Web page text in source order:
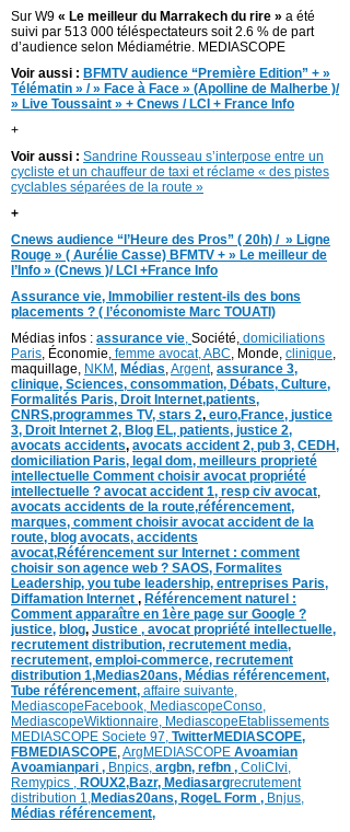
Sur W9 « Le meilleur du Marrakech du rire » a été
suivi par 513 000 téléspectateurs soit 2.6 % de part
d’audience selon Médiamétrie. MEDIASCOPE
Voir aussi : BFMTV audience “Première Edition” + »
Télématin » / » Face à Face » (Apolline de Malherbe )/
» Live Toussaint » + Cnews / LCI + France Info
+
Voir aussi : Sandrine Rousseau s’interpose entre un
cycliste et un chauffeur de taxi et réclame « des pistes
cyclables séparées de la route »
+
Cnews audience “l’Heure des Pros” ( 20h) / » Ligne
Rouge » ( Aurélie Casse) BFMTV + » Le meilleur de
l’Info » (Cnews )/ LCI +France Info
Assurance vie, Immobilier restent-ils des bons
placements ? ( l’économiste Marc TOUATI)
Médias infos : assurance vie, Société, domiciliations
Paris, Économie, femme avocat,ABC, Monde, clinique,
maquillage, NKM , Médias,Argent, assurance 3,
clinique, Sciences, consommation, Débats, Culture,
Formalités Paris, Droit Internet,patients,
CNRS,programmes TV, stars 2, euro,France, justice
3, Droit Internet 2, Blog EL, patients, justice 2,
avocats accidents, avocats accident 2, pub 3, CEDH,
domiciliation Paris, legal dom, meilleurs proprieté
intellectuelle Comment choisir avocat propriété
intellectuelle ? avocat accident 1, resp civ avocat,
avocats accidents de la route,référencement,
marques, comment choisir avocat accident de la
route, blog avocats, accidents
avocat,Référencement sur Internet : comment
choisir son agence web ? SAOS, Formalites
Leadership, you tube leadership, entreprises Paris,
Diffamation Internet , Référencement naturel :
Comment apparaître en 1ère page sur Google ?
justice, blog, Justice , avocat propriété intellectuelle,
recrutement distribution, recrutement media,
recrutement, emploi-commerce, recrutement
distribution 1,Medias20ans, Médias référencement,
Tube référencement, affaire suivante,
MediascopeFacebook, MediascopeConso,
MediascopeWiktionnaire, MediascopeEtablissements
MEDIASCOPE Societe 97, TwitterMEDIASCOPE,
FBMEDIASCOPE,ArgMEDIASCOPE Avoamian
Avoamianpari , Bnpics, argbn, refbn , ColiCIvi,
Remypics , ROUX2,Bazr, Mediasargrecrutement
distribution 1,Medias20ans, RogeL Form , Bnjus,
Médias référencement,